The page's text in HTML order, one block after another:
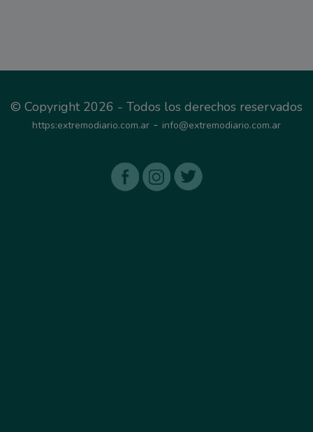
© Copyright 2026 - Todos los derechos reservados
https:extremodiario.com.ar - info@extremodiario.com.ar